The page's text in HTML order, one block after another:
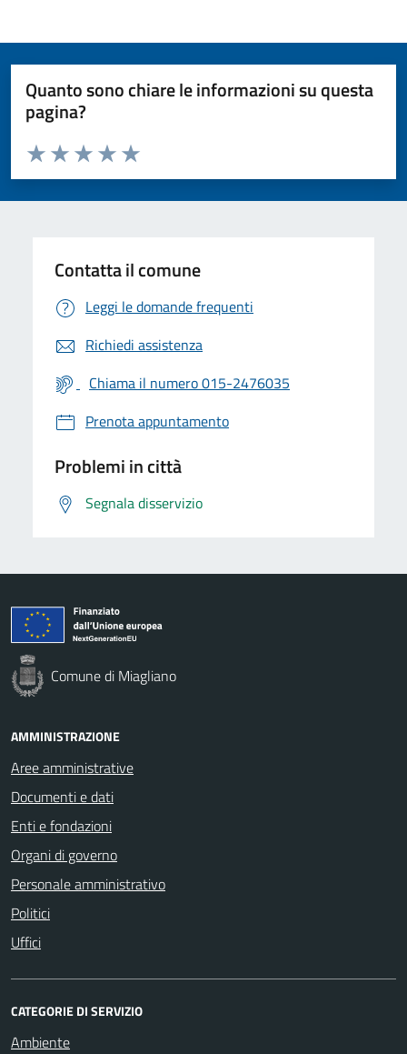
Quanto sono chiare le informazioni su questa
pagina?
Valuta da 1 a 5 stelle la pagina
Valuta 5 stelle su 5
Valuta 4 stelle su 5
Valuta 3 stelle su 5
Valuta 2 stelle su 5
Valuta 1 stelle su 5
Contatta il comune
Leggi le domande frequenti
Richiedi assistenza
Chiama il numero 015-2476035
Prenota appuntamento
Problemi in città
Segnala disservizio
Comune di Miagliano
AMMINISTRAZIONE
Aree amministrative
Documenti e dati
Enti e fondazioni
Organi di governo
Personale amministrativo
Politici
Uffici
CATEGORIE DI SERVIZIO
Ambiente